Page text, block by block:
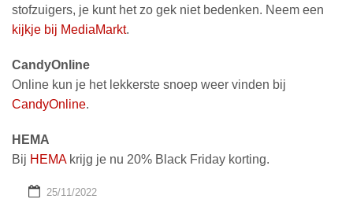
stofzuigers, je kunt het zo gek niet bedenken. Neem een
kijkje bij MediaMarkt.
CandyOnline
Online kun je het lekkerste snoep weer vinden bij
CandyOnline.
HEMA
Bij HEMAkrijg je nu 20% Black Friday korting.
25/11/2022